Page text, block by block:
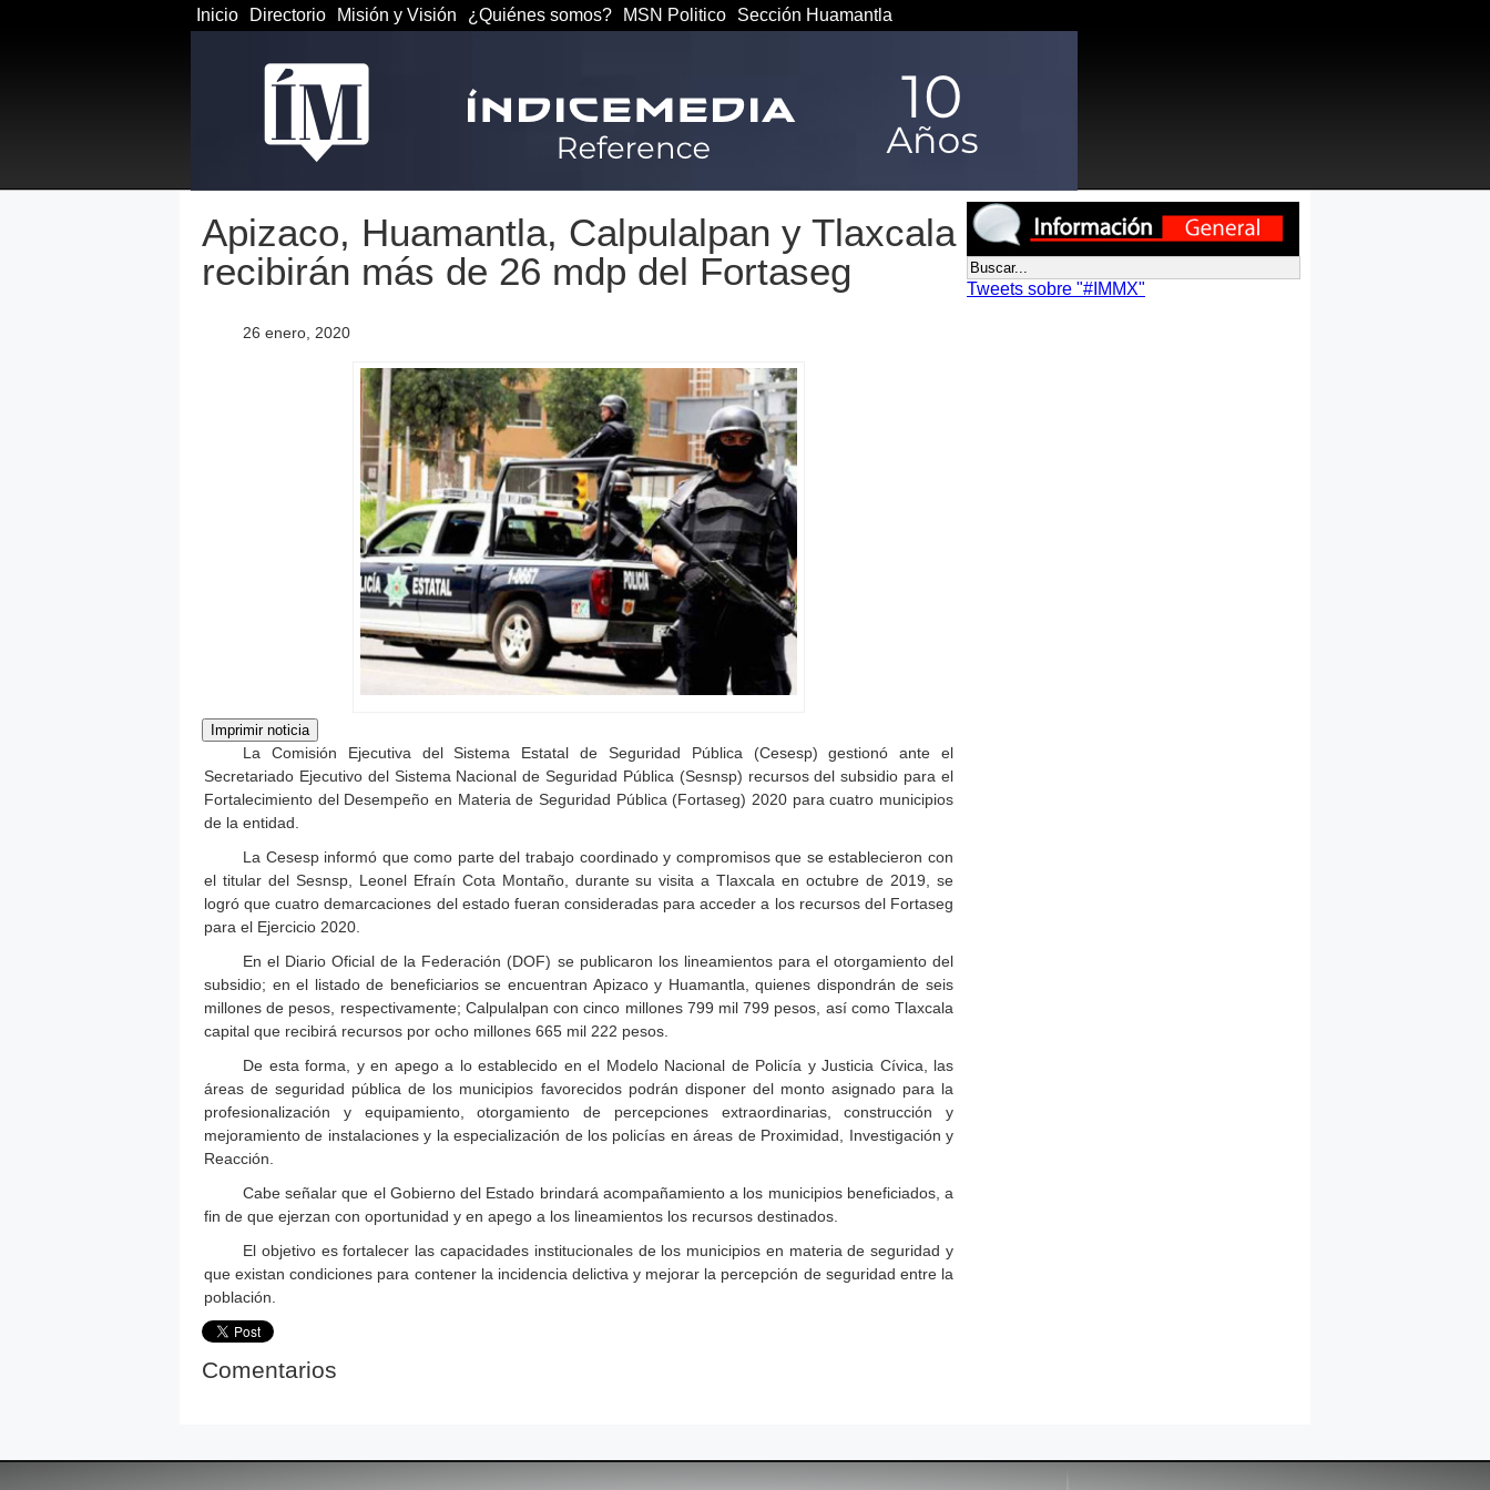
Inicio Directorio Misión y Visión ¿Quiénes somos? MSN Politico Sección Huamantla
Apizaco, Huamantla, Calpulalpan y Tlaxcala
recibirán más de 26 mdp del Fortaseg
26 enero, 2020
La Comisión Ejecutiva del Sistema Estatal de Seguridad Pública (Cesesp) gestionó ante el
Secretariado Ejecutivo del Sistema Nacional de Seguridad Pública (Sesnsp) recursos del subsidio para el
Fortalecimiento del Desempeño en Materia de Seguridad Pública (Fortaseg) 2020 para cuatro municipios
de la entidad.
La Cesesp informó que como parte del trabajo coordinado y compromisos que se establecieron con
el titular del Sesnsp, Leonel Efraín Cota Montaño, durante su visita a Tlaxcala en octubre de 2019, se
logró que cuatro demarcaciones del estado fueran consideradas para acceder a los recursos del Fortaseg
para el Ejercicio 2020.
En el Diario Oficial de la Federación (DOF) se publicaron los lineamientos para el otorgamiento del
subsidio; en el listado de beneficiarios se encuentran Apizaco y Huamantla, quienes dispondrán de seis
millones de pesos, respectivamente; Calpulalpan con cinco millones 799 mil 799 pesos, así como Tlaxcala
capital que recibirá recursos por ocho millones 665 mil 222 pesos.
De esta forma, y en apego a lo establecido en el Modelo Nacional de Policía y Justicia Cívica, las
áreas de seguridad pública de los municipios favorecidos podrán disponer del monto asignado para la
profesionalización y equipamiento, otorgamiento de percepciones extraordinarias, construcción y
mejoramiento de instalaciones y la especialización de los policías en áreas de Proximidad, Investigación y
Reacción.
Cabe señalar que el Gobierno del Estado brindará acompañamiento a los municipios beneficiados, a
fin de que ejerzan con oportunidad y en apego a los lineamientos los recursos destinados.
El objetivo es fortalecer las capacidades institucionales de los municipios en materia de seguridad y
que existan condiciones para contener la incidencia delictiva y mejorar la percepción de seguridad entre la
población.
Comentarios
Tweets sobre "#IMMX"